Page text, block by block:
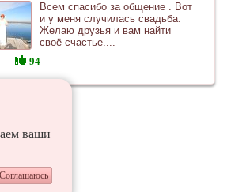
Всем спасибо за общение . Вот
и у меня случилась свадьба.
Желаю друзья и вам найти
своё счастье....
94
ваши
Соглашаюсь